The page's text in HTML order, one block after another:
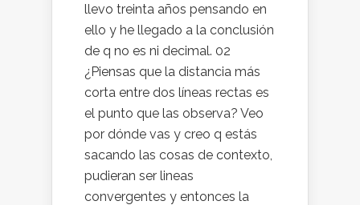
llevo treinta años pensando en
ello y he llegado a la conclusión
de q no es ni decimal. 02
¿Piensas que la distancia más
corta entre dos líneas rectas es
el punto que las observa? Veo
por dónde vas y creo q estás
sacando las cosas de contexto,
pudieran ser lineas
convergentes y entonces la